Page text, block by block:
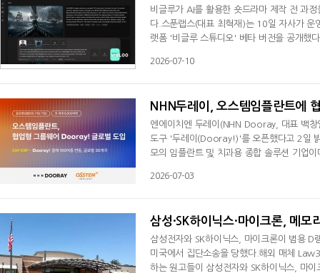
비글루가 AI를 활용한 숏드라마 제작 전 과
다.스푼랩스(대표 최혁재)는 10일 자사가
랫폼 '비글루 스튜디오' 베타 버전을 공개했
을 함께 사용해야 하는 기존 워크플로우의
2026-07-10
NHN두레이, 오스템임플란트에
엔에이치엔 두레이(NHN Dooray, 대표 백
도구 '두레이(Dooray!)'를 오픈했다고 2일
모의 임플란트 및 치과용 종합 솔루션 기업
는 모든 협업 서비스를 오스템임플란트에 전
2026-07-03
삼성·SK하이닉스·마이크론, 메
삼성전자와 SK하이닉스, 마이크론이 범용
미국에서 집단소송을 당했다.해외 매체
하는 원고들이 삼성전자와 SK하이닉스, 마